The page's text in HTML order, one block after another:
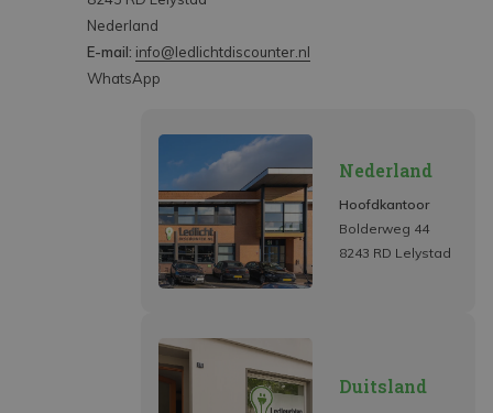
Nederland
E-mail: info@ledlichtdiscounter.nl
WhatsApp
Nederland
Hoofdkantoor
Bolderweg 44
8243 RD Lelystad
Duitsland